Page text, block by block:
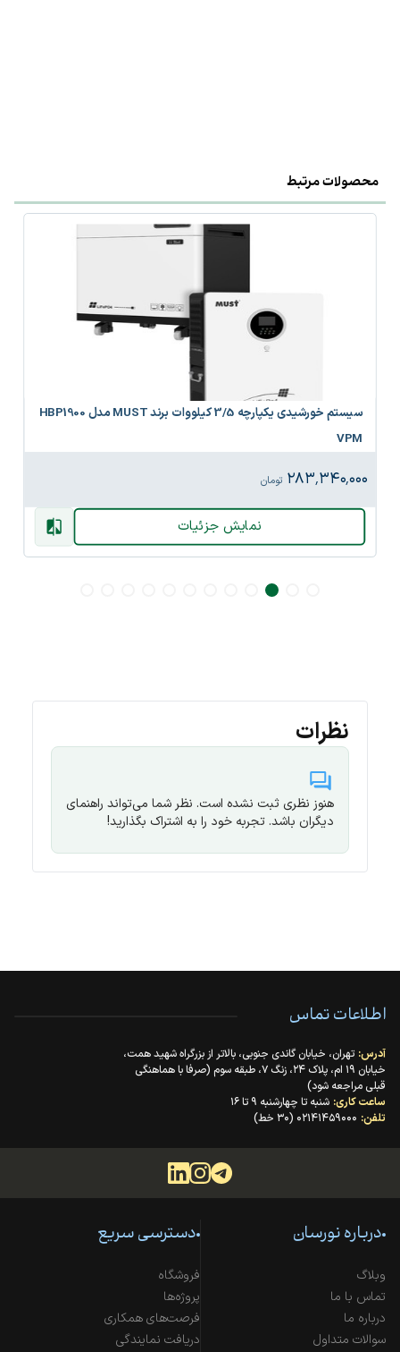
محصولات مرتبط
سیستم خورشیدی یکپارچه 3/5 کیلووات برند MUST مدل HBP1900
VPM
۲۸۳٬۳۴۰٬۰۰۰ تومان
نمایش جزئیات
نظرات
هنوز نظری ثبت نشده است. نظر شما می‌تواند راهنمای
دیگران باشد. تجربه خود را به اشتراک بگذارید!
اطلاعات تماس
آدرس: تهران، خیابان گاندی جنوبی، بالاتر از بزرگراه شهید همت،
خیابان ۱۹ ام، پلاک ۲۴، زنگ ۷، طبقه سوم (صرفا با هماهنگی
قبلی مراجعه شود)
ساعت کاری: شنبه تا چهارشنبه ۹ تا ۱۶
تلفن: ۰۲۱۴۱۴۵۹۰۰۰ (۳۰ خط)
درباره نورسان
وبلاگ
تماس با ما
درباره ما
سوالات متداول
دسترسی سریع
فروشگاه
پروژه‌ها
فرصت‌های همکاری
دریافت نمایندگی